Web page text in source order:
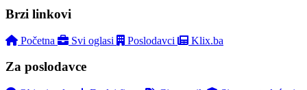
Brzi linkovi
Početna Svi oglasi Poslodavci Klix.ba
Za poslodavce